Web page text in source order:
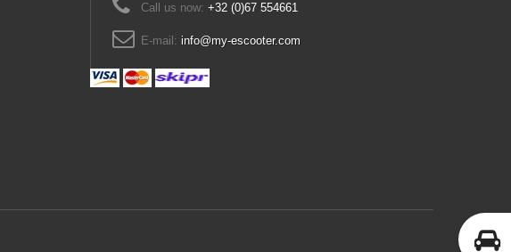
Call us now: +32 (0)67 554661
E-mail: info@my-escooter.com